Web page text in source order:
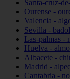
Santa-cruz-
Ourense -
Valencia -
Sevilla -
Las-palmas -
Huelva -
Albacete -
Madrid -
Cantabria -